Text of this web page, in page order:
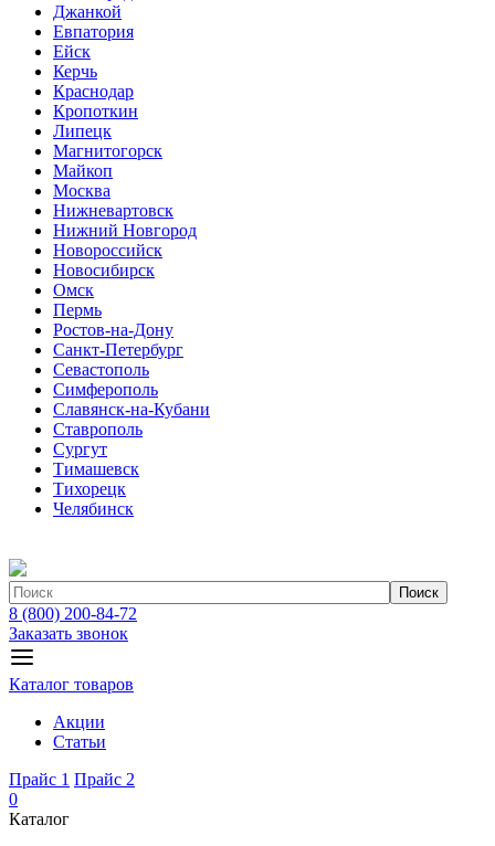
Джанкой
Евпатория
Ейск
Керчь
Краснодар
Кропоткин
Липецк
Магнитогорск
Майкоп
Москва
Нижневартовск
Нижний Новгород
Новороссийск
Новосибирск
Омск
Пермь
Ростов-на-Дону
Санкт-Петербург
Севастополь
Симферополь
Славянск-на-Кубани
Ставрополь
Сургут
Тимашевск
Тихорецк
Челябинск
Поиск
8 (800) 200-84-72
Заказать звонок
Каталог товаров
Акции
Статьи
Прайс 1 Прайс 2
0
Каталог